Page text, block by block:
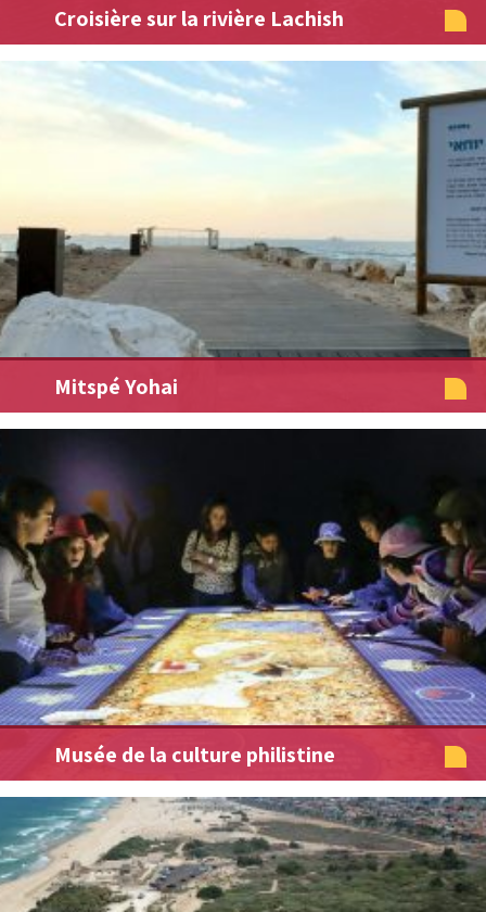
Croisière sur la rivière Lachish
Mitspé Yohai
Musée de la culture philistine